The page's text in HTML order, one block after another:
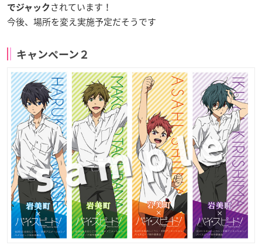
でジャック されています！
今後、場所を変え実施予定だそうです
キャンペーン２